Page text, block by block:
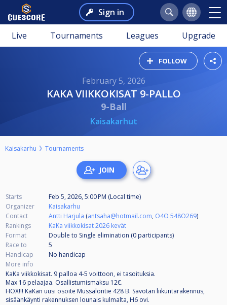
Sign in
Live Tournaments Leagues Upgrade
FOLLOW
February 5, 2026
KAKA VIIKKOKISAT 9-PALLO
9-Ball
Kaisakarhut
Kaisakarhu Tournaments
Starts
Feb 5, 2026, 5:00 PM (Local time)
Organizer
Kaisakarhu
Contact
Antti Harjula (antsaha@hotmail.com, O4O 548O269)
Rankings
KaKa viikkokisat 2026 kevät
Format
Double to Single elimination (0 participants)
Race to
5
Handicap
No handicap
More info
KaKa viikkokisat. 9 palloa 4-5 voittoon, ei tasoituksia.
Max 16 pelaajaa. Osallistumismaksu 12€.
HOX!!! KaKan uusi osoite Mussalontie 428 B. Savotan liikuntarakennus,
sisäänkäynti rakennuksen lounais kulmalta, H6 ovi.